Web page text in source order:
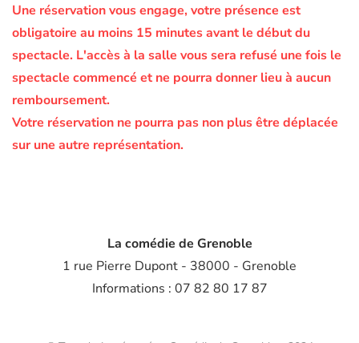
Une réservation vous engage, votre présence est
obligatoire au moins 15 minutes avant le début du
spectacle. L'accès à la salle vous sera refusé une fois le
spectacle commencé et ne pourra donner lieu à aucun
remboursement.
Votre réservation ne pourra pas non plus être déplacée
sur une autre représentation.
La comédie de Grenoble
1 rue Pierre Dupont - 38000 - Grenoble
Informations : 07 82 80 17 87